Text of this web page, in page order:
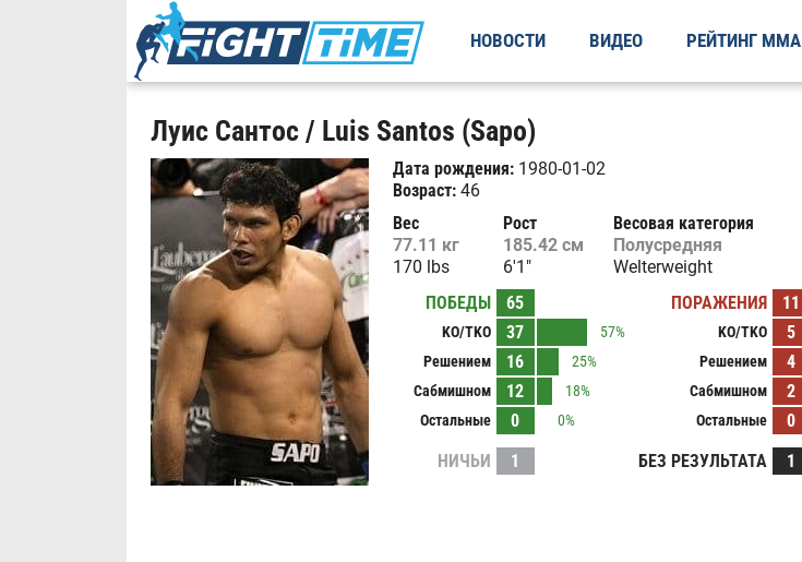
НОВОСТИ ВИДЕО РЕЙТИНГ ММА
Луис Сантос / Luis Santos (Sapo)
Дата рождения:1980-01-02
Возраст:46
Вес
77.11 кг
170 lbs
Рост
185.42 см
6'1"
Весовая категория
Полусредняя
Welterweight
ПОБЕДЫ
65
KO/TKO 37
57%
Решением
16
25%
Сабмишном
12
18%
Остальные
0 0%
ПОРАЖЕНИЯ 11
KO/TKO 5
Решением
4
Сабмишном
2
Остальные
0
НИЧЬИ 1 БЕЗ РЕЗУЛЬТАТА 1